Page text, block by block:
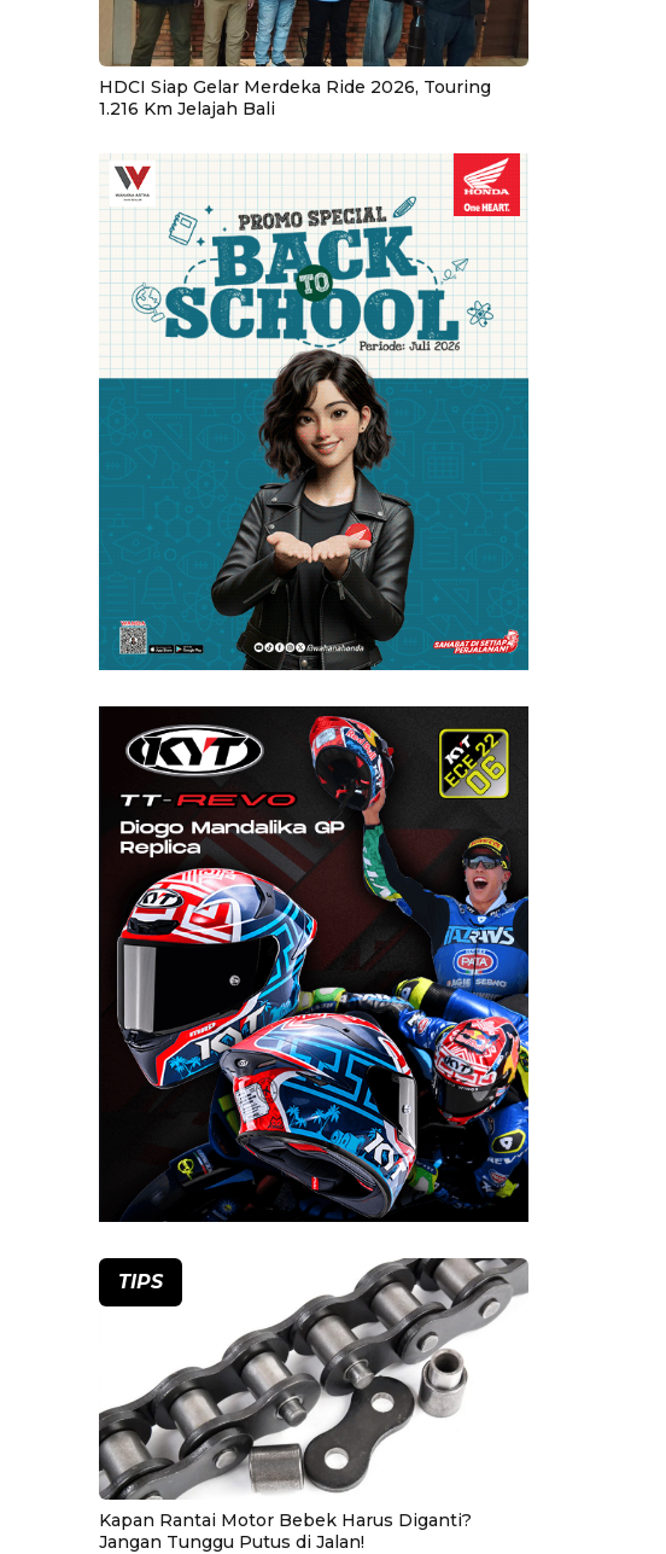
HDCI Siap Gelar Merdeka Ride 2026, Touring
1.216 Km Jelajah Bali
TIPS
Kapan Rantai Motor Bebek Harus Diganti?
Jangan Tunggu Putus di Jalan!